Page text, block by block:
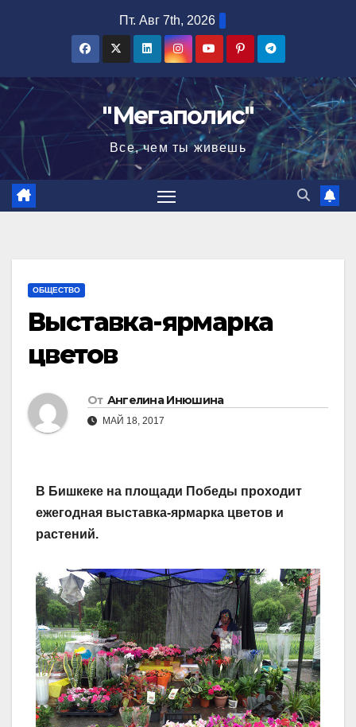
Пт. Авг 7th, 2026
"Мегаполис"
Все, чем ты живешь
ОБЩЕСТВО
Выставка-ярмарка
цветов
От Ангелина Инюшина
МАЙ 18, 2017
В Бишкеке на площади Победы проходит
ежегодная выставка-ярмарка цветов и
растений.